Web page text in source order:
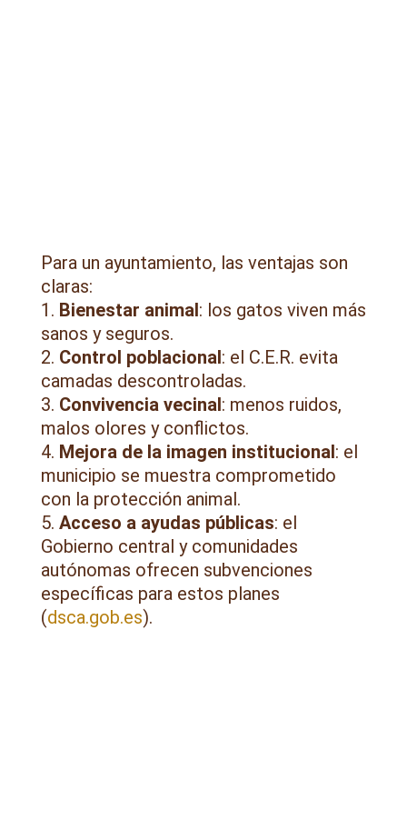
Para un ayuntamiento, las ventajas son
claras:
Bienestar animal: los gatos viven más
sanos y seguros.
Control poblacional: el C.E.R. evita
camadas descontroladas.
Convivencia vecinal: menos ruidos,
malos olores y conflictos.
Mejora de la imagen institucional: el
municipio se muestra comprometido
con la protección animal.
Acceso a ayudas públicas: el
Gobierno central y comunidades
autónomas ofrecen subvenciones
específicas para estos planes
(dsca.gob.es).